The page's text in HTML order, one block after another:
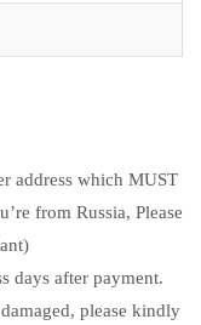
address which MUST
from Russia, Please
days after payment.
please kindly